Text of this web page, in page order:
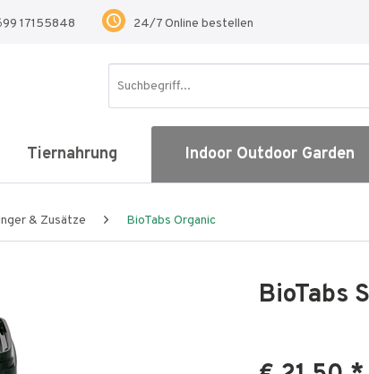
17155848 24/7 Online bestellen
Tiernahrung Indoor Outdoor Garden
& Zusätze BioTabs Organic
BioTabs